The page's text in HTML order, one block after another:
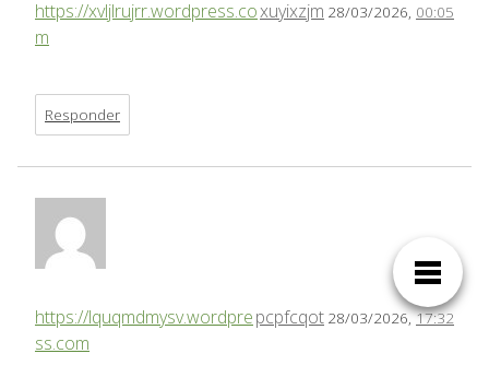
xuyixzjm 28/03/2026, 00:05
https://xvljlrujrr.wordpress.co
m
Responder
pcpfcqot 28/03/2026,17:32
https://lquqmdmysv.wordpre
ss.com